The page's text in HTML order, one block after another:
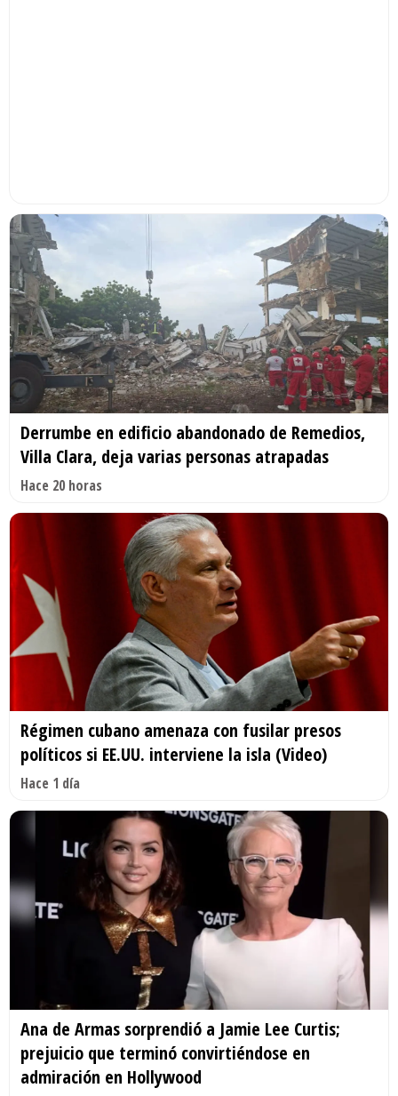
Derrumbe en edificio abandonado de Remedios,
Villa Clara, deja varias personas atrapadas
Hace 20 horas
Régimen cubano amenaza con fusilar presos
políticos si EE.UU. interviene la isla (Video)
Hace 1 día
Ana de Armas sorprendió a Jamie Lee Curtis;
prejuicio que terminó convirtiéndose en
admiración en Hollywood